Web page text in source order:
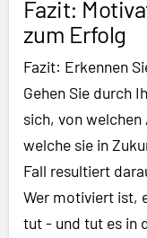
Fazit:
zum Erfolg
Fazit: Erkennen
Gehen Sie durch
sich, von
welche sie in
Fall resultiert
Wer motiviert ist,
tut - und tut es in